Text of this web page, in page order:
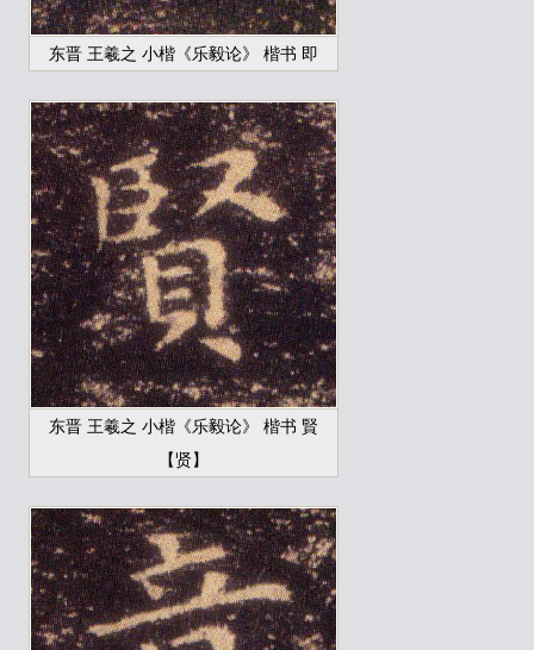
东晋 王羲之 小楷《乐毅论》 楷书 即
东晋 王羲之 小楷《乐毅论》 楷书 賢
【贤】